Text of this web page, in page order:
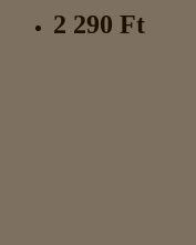
2 290 Ft